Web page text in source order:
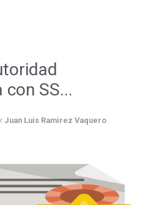
SS...
Juan Luis Ramirez Vaquero